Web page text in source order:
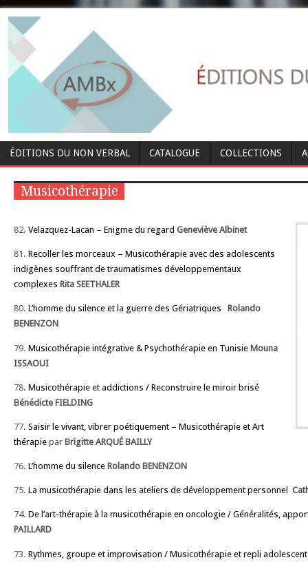
ÉDITIONS DU NON VERBAL CATALOGUE COLLECTIONS
Musicothérapie
82. Velazquez-Lacan – Enigme du regard Geneviève Albinet
81. Recoller les morceaux – Musicothérapie avec des adolescents
indigènes souffrant de traumatismes développementaux
complexes Rita SEETHALER
80. L’homme du silence et la guerre des Gériatriques
Rolando
BENENZON
79. Musicothérapie intégrative & Psychothérapie en Tunisie Mouna
ISSAOUI
78. Musicothérapie et addictions / Reconstruire le miroir brisé
Bénédicte FIELDING
77. Saisir le vivant, vibrer poétiquement – Musicothérapie et Art
thérapie par Brigitte ARQUÉ BAILLY
76. L’homme du silence Rolando BENENZON
75. La musicothérapie dans les ateliers de développement personnel
74. De l’art-thérapie à la musicothérapie en oncologie / Généralités,
PAILLARD
73. Rythmes, groupe et improvisation / Musicothérapie et repli adolescent